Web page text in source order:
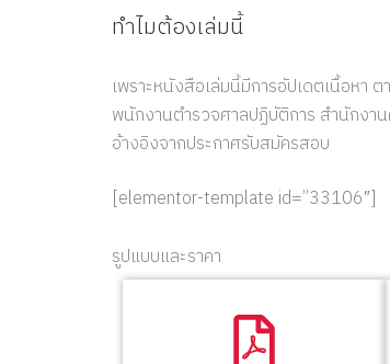
ทำไมต้องเล่มนี้
เพราะหนังสือเล่มนี้มีการอัปเดตเนื้อหา
พนักงานตำรวจศาลปฏิบัติการ สำนักงา
อ้างอิงจากประกาศรับสมัครสอบ
[elementor-template id=”33106″]
รูปแบบและราคา